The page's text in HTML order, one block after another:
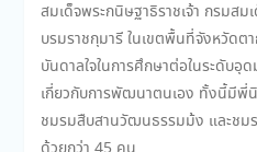
สมเด็จพระกนิษฐาธิราชเจ้า กรมส
บรมราชกุมารี ในเขตพื้นที่จังหวัดต
บันดาลใจในการศึกษาต่อในระดับ
เกี่ยวกับการพัฒนาตนเอง ทั้งนี้มีพี่
ชมรมสืบสานวัฒนธรรมม้ง และชม